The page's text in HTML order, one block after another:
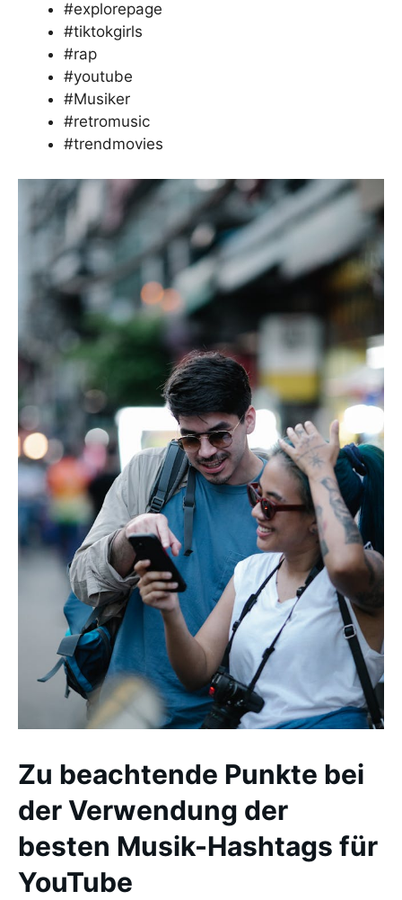
#explorepage
#tiktokgirls
#rap
#youtube
#Musiker
#retromusic
#trendmovies
Zu beachtende Punkte bei
der Verwendung der
besten Musik-Hashtags für
YouTube